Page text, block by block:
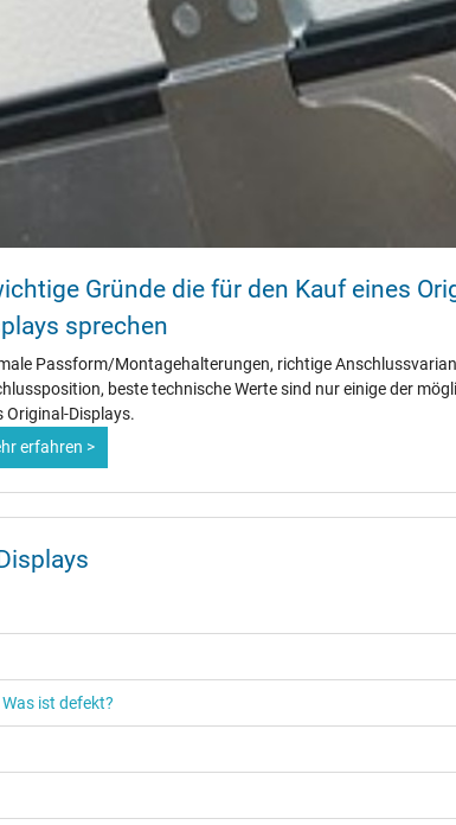
Gründe die für den Kauf eines
sprechen
Passform/Montagehalterungen, richtige
beste technische Werte sind nur einige der
Original-Displays.
erfahren >
ist defekt?